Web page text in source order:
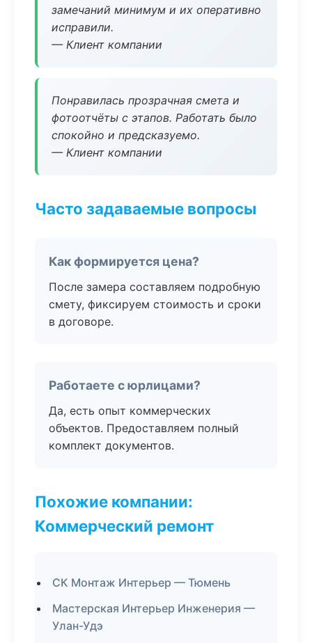
замечаний минимум и их оперативно
исправили.
— Клиент компании
Понравилась прозрачная смета и
фотоотчёты с этапов. Работать было
спокойно и предсказуемо.
— Клиент компании
Часто задаваемые вопросы
Как формируется цена?
После замера составляем подробную
смету, фиксируем стоимость и сроки
в договоре.
Работаете с юрлицами?
Да, есть опыт коммерческих
объектов. Предоставляем полный
комплект документов.
Похожие компании:
Коммерческий ремонт
СК Монтаж Интерьер — Тюмень
Мастерская Интерьер Инженерия —
Улан-Удэ